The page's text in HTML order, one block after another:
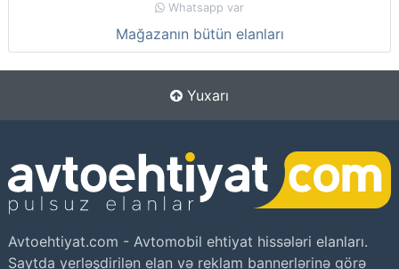
Whatsapp var
Mağazanın bütün elanları
Yuxarı
Avtoehtiyat.com - Avtomobil ehtiyat hissələri elanları.
Saytda yerləşdirilən elan və reklam bannerlərinə görə